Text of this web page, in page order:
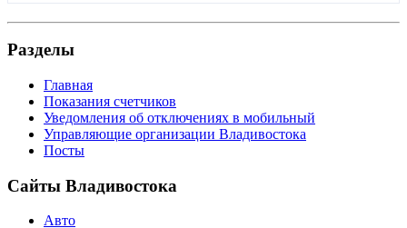
Разделы
Главная
Показания счетчиков
Уведомления об отключениях в мобильный
Управляющие организации Владивостока
Посты
Сайты Владивостока
Авто